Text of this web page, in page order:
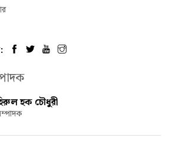
হক চৌধুরী